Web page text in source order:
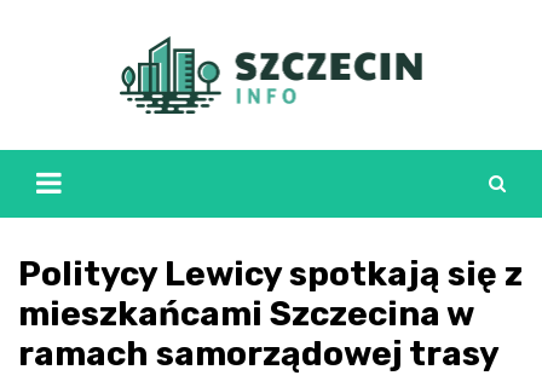
Politycy Lewicy spotkają się z
mieszkańcami Szczecina w
ramach samorządowej trasy